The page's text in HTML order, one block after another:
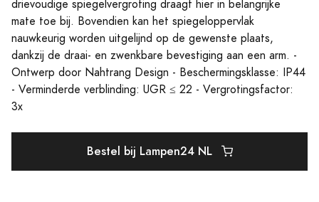
drievoudige spiegelvergroting draagt hier in belangrijke
mate toe bij. Bovendien kan het spiegeloppervlak
nauwkeurig worden uitgelijnd op de gewenste plaats,
dankzij de draai- en zwenkbare bevestiging aan een arm. -
Ontwerp door Nahtrang Design - Beschermingsklasse: IP44
- Verminderde verblinding: UGR ≤ 22 - Vergrotingsfactor:
3x
Bestel bij Lampen24 NL